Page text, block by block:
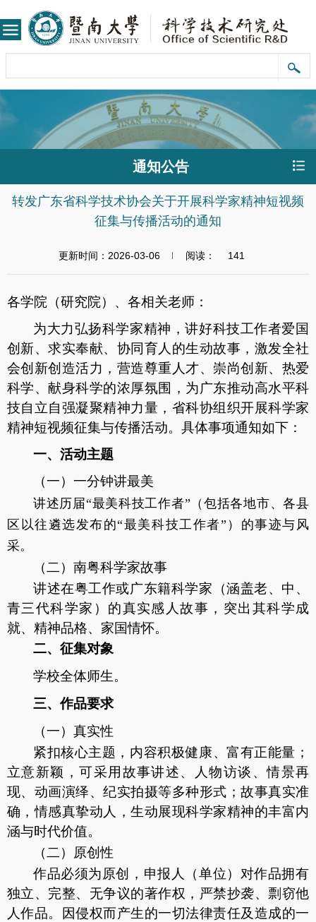
通知公告
转发广东省科学技术协会关于开展科学家精神短视频
征集与传播活动的通知
更新时间：2026-03-06 阅读： 141
各学院（研究院）、各相关老师：
为大力弘扬科学家精神，讲好科技工作者爱国
创新、求实奉献、协同育人的生动故事，激发全社
会创新创造活力，营造尊重人才、崇尚创新、热爱
科学、献身科学的浓厚氛围，为广东推动高水平科
技自立自强凝聚精神力量，省科协组织开展科学家
精神短视频征集与传播活动。具体事项通知如下：
一、活动主题
（一）一分钟讲最美
讲述历届“最美科技工作者”（包括各地市、各县
区以往遴选发布的“最美科技工作者”）的事迹与风
采。
（二）南粤科学家故事
讲述在粤工作或广东籍科学家（涵盖老、中、
青三代科学家）的真实感人故事，突出其科学成
就、精神品格、家国情怀。
二、 征集对象
学校全体师生。
三、作品要求
（一）真实性
紧扣核心主题，内容积极健康、富有正能量；
立意新颖，可采用故事讲述、人物访谈、情景再
现、动画演绎、纪实拍摄等多种形式；故事真实准
确，情感真挚动人，生动展现科学家精神的丰富内
涵与时代价值。
（二）原创性
作品必须为原创，申报人（单位）对作品拥有
独立、完整、无争议的著作权，严禁抄袭、剽窃他
人作品。因侵权而产生的一切法律责任及造成的一